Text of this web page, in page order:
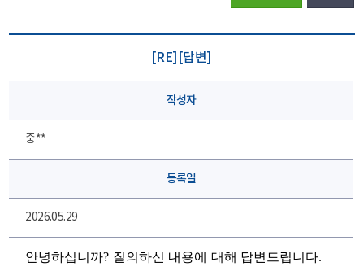
[RE][답변]
작성자
중**
등록일
2026.05.29
안녕하십니까? 질의하신 내용에 대해 답변드립니다.